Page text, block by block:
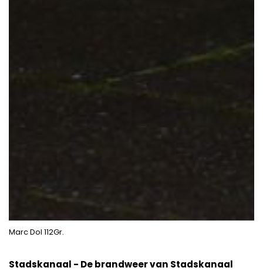
Marc Dol 112Gr.
Stadskanaal - De brandweer van Stadskanaal